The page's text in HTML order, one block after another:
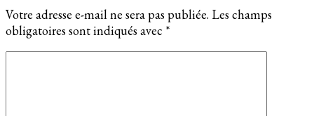
Votre adresse e-mail ne sera pas publiée. Les champs
obligatoires sont indiqués avec *